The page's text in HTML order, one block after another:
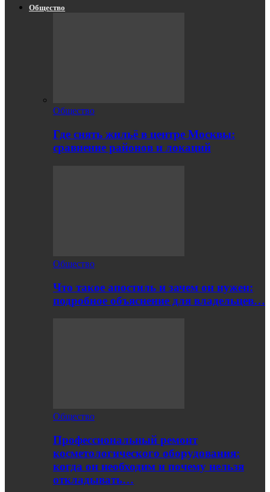
Общество
Общество
Где снять жильё в центре Москвы:
сравнение районов и локаций
Общество
Что такое апостиль и зачем он нужен:
подробное объяснение для владельцев…
Общество
Профессиональный ремонт
косметологического оборудования:
когда он необходим и почему нельзя
откладывать…